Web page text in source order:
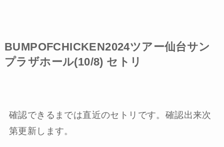
BUMPOFCHICKEN2024ツアー仙台サン
プラザホール(10/8) セトリ
確認できるまでは直近のセトリです。確認出来次
第更新します。